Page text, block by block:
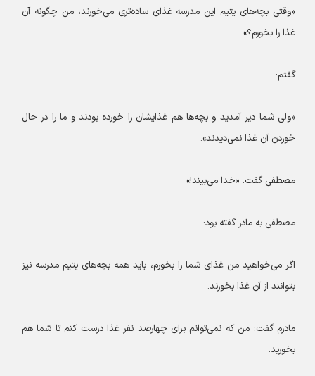
«وقتی بچه‌های یتیم این مدرسه غذای ساده‌تری می‌خورند، من چگونه آن
غذا را بخورم؟»
گفتم:
«ولی شما دیر آمدید و بچه‌ها هم غذایشان را خورده بودند و ما را در حال
خوردن آن غذا نمی‌دیدند».
مصطفی گفت: «خدا می‌بیند!»
مصطفی به مادر گفته بود:
اگر می‌خواهید من غذای شما را بخورم، باید همه بچه‌های یتیم مدرسه نیز
بتوانند از آن غذا بخورند.
مادرم گفت: من که نمی‌توانم برای چهارصد نفر غذا درست کنم تا شما هم
بخورید.